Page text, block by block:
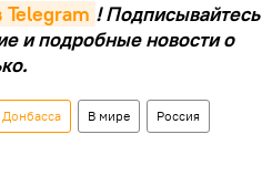
Telegram ! Подписывайтесь
и подробные новости о
В мире Россия